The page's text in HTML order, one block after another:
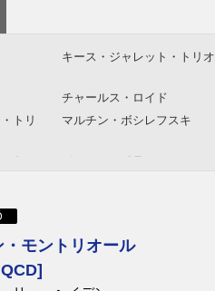
キース・ジャレット・トリオ
チャールス・ロイド
トリ
マルチン・ボシレフスキ
ト ジョン・テイラー
・モントリオール